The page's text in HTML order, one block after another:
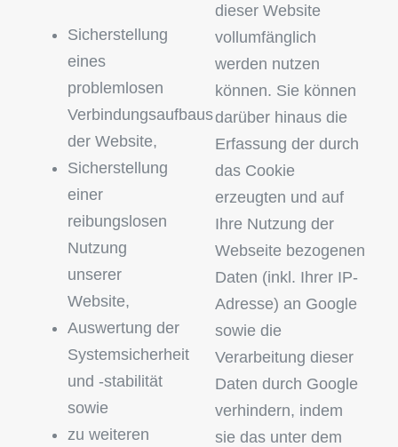
Sicherstellung
eines
problemlosen
Verbindungsaufbaus
der Website,
Sicherstellung
einer
reibungslosen
Nutzung
unserer
Website,
Auswertung der
Systemsicherheit
und -stabilität
sowie
zu weiteren
dieser Website
vollumfänglich
werden nutzen
können. Sie können
darüber hinaus die
Erfassung der durch
das Cookie
erzeugten und auf
Ihre Nutzung der
Webseite bezogenen
Daten (inkl. Ihrer IP-
Adresse) an Google
sowie die
Verarbeitung dieser
Daten durch Google
verhindern, indem
sie das unter dem